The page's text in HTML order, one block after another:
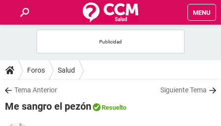
MENU
FOROS
SALUD
Foros Salud
Tema Anterior Siguiente Tema
Me sangro el pezón Resuelto